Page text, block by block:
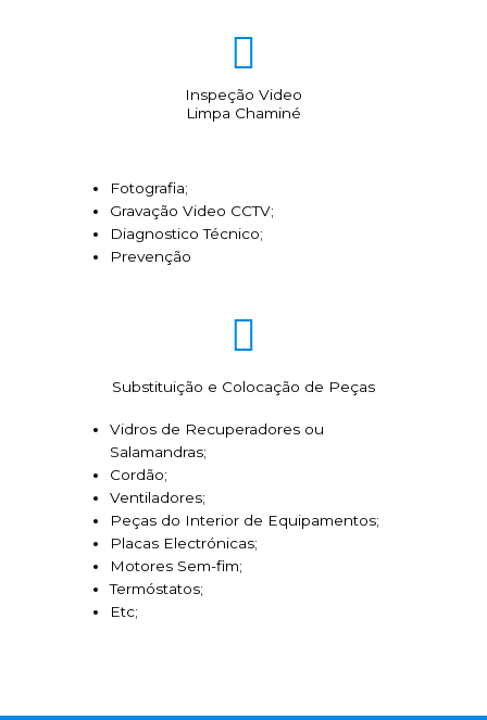
Inspeção Video
Limpa Chaminé
Fotografia;
Gravação Video CCTV;
Diagnostico Técnico;
Prevenção
Substituição e Colocação de Peças
Vidros de Recuperadores ou
Salamandras;
Cordão;
Ventiladores;
Peças do Interior de Equipamentos;
Placas Electrónicas;
Motores Sem-fim;
Termóstatos;
Etc;